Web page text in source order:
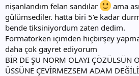
nişanlandım felan sandılar
ama
gülümsediler. hatta biri 5'e kadar
bende tiksiniyordum zaten dedim.
Formatorken içimden hiçbirşey
daha çok gayret ediyorum
BİR DE ŞU NORM OLAYI ÇÖZÜLSÜN
ÜSSÜNE ÇEVİRMEZSEM ADAM